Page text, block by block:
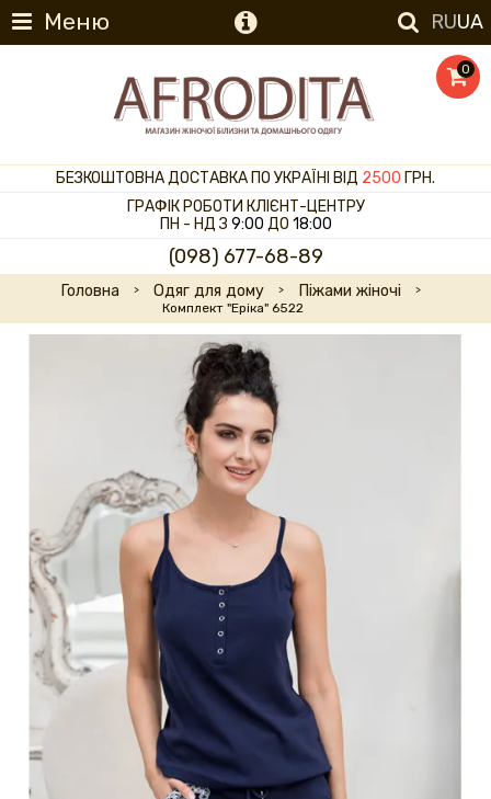
Меню RUUA
0
БЕЗКОШТОВНА ДОСТАВКА ПО УКРАЇНІ ВІД 2500 ГРН.
ГРАФІК РОБОТИ КЛІЄНТ-ЦЕНТРУ
ПН - НД З 9:00 ДО 18:00
(098) 677-68-89
Головна Одяг для дому Піжами жіночі
Комплект "Еріка" 6522